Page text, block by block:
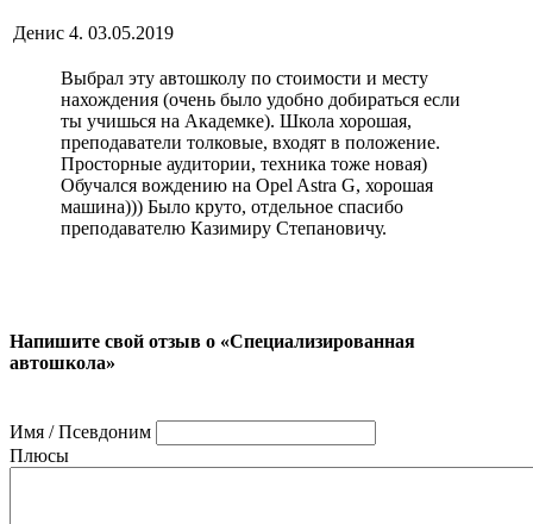
Денис 4. 03.05.2019
Выбрал эту автошколу по стоимости и месту
нахождения (очень было удобно добираться если
ты учишься на Академке). Школа хорошая,
преподаватели толковые, входят в положение.
Просторные аудитории, техника тоже новая)
Обучался вождению на Opel Astra G, хорошая
машина))) Было круто, отдельное спасибо
преподавателю Казимиру Степановичу.
Напишите свой отзыв о «Специализированная
автошкола»
Имя / Псевдоним
Плюсы